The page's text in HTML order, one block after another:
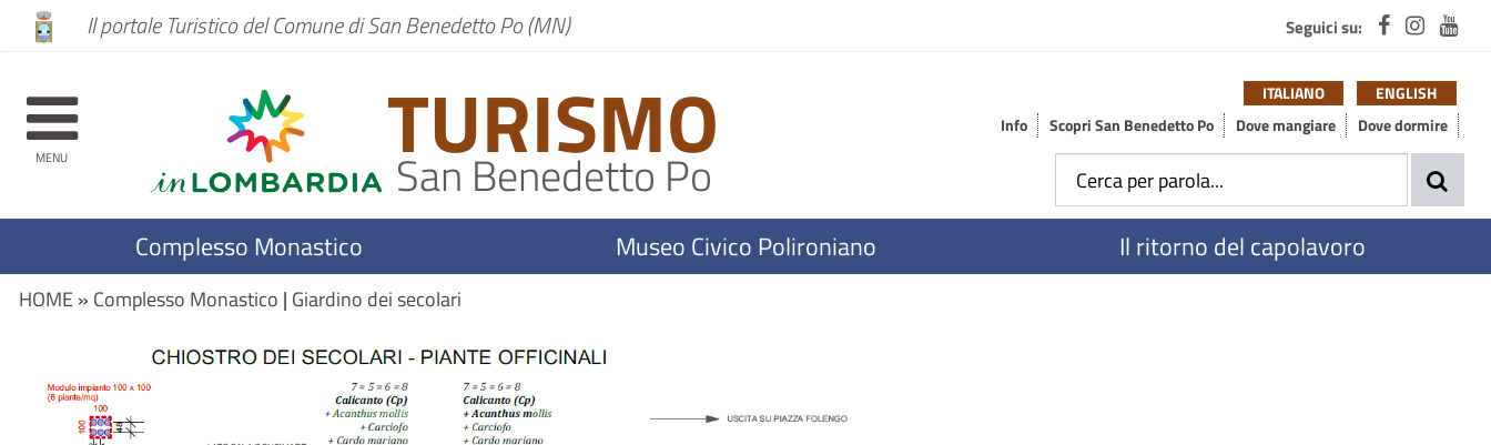
Il portale Turistico del Comune di San Benedetto Po (MN) Seguici su:
MENU TURISMO
San Benedetto Po
ITALIANO
ENGLISH
Info
Scopri San Benedetto Po Dove mangiare Dove dormire
Complesso Monastico Museo Civico Polironiano Il ritorno del capolavoro
HOME » Complesso Monastico | Giardino dei secolari